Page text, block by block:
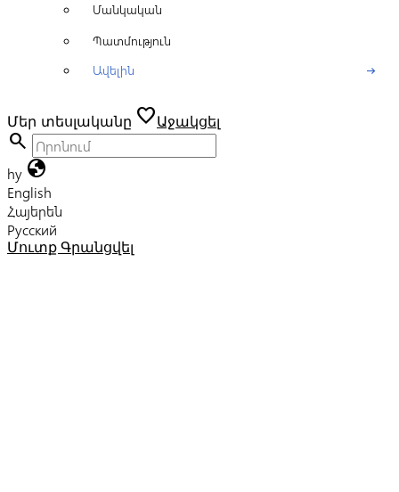
Մանկական
Պատմություն
Ավելին
arrow_right_alt
Մեր տեսլականը favoriteԱջակցել
search
hy globe
English
Հայերեն
Русский
Մուտք Գրանցվել